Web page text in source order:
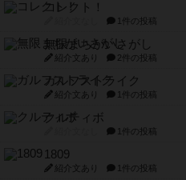
コレクト！
1件の投稿
無限まちがいさがし
紹介文あり 2件の投稿
ガルフストライク
紹介文あり 1件の投稿
クルティボ
1件の投稿
1809
紹介文あり 1件の投稿